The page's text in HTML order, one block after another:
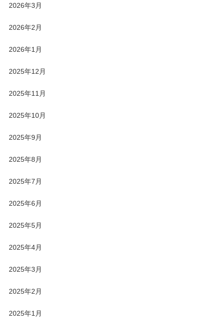
2026年3月
2026年2月
2026年1月
2025年12月
2025年11月
2025年10月
2025年9月
2025年8月
2025年7月
2025年6月
2025年5月
2025年4月
2025年3月
2025年2月
2025年1月